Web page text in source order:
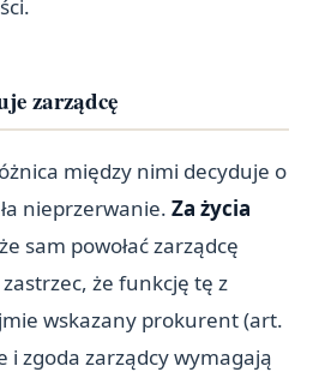
zarządcę
między nimi decyduje o
nieprzerwanie. Za życia
sam powołać zarządcę
że funkcję tę z
wskazany prokurent (art.
i zgoda zarządcy wymagają